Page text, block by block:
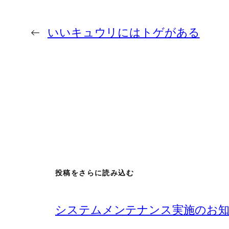
← いいキュウリにはトゲがある
投稿をさらに読み込む
システムメンテナンス実施のお